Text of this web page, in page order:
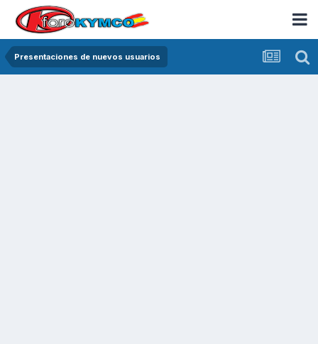
Presentaciones de nuevos usuarios